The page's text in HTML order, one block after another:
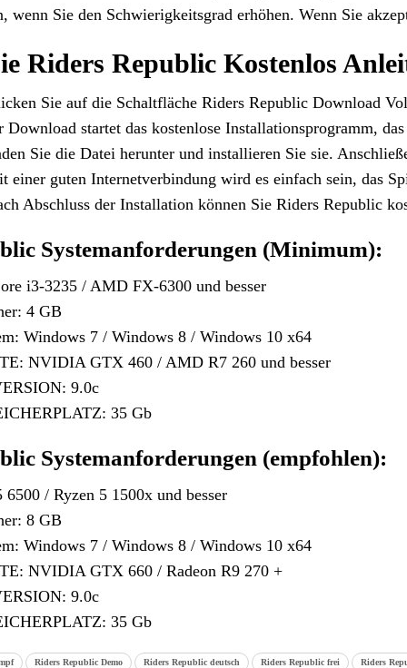
wenn Sie den Schwierigkeitsgrad erhöhen. Wenn Sie
Riders Republic Kostenlos
Sie auf die Schaltfläche Riders Republic Download
Download startet das kostenlose Installationsprogramm,
Sie die Datei herunter und installieren Sie sie.
einer guten Internetverbindung wird es einfach sein, das
Abschluss der Installation können Sie Riders Republic
Systemanforderungen (Minimum):
i3-3235 / AMD FX-6300 und besser
4 GB
Windows 7 / Windows 8 / Windows 10 x64
NVIDIA GTX 460 / AMD R7 260 und besser
9.0c
35 Gb
Systemanforderungen (empfohlen):
/ Ryzen 5 1500x und besser
8 GB
Windows 7 / Windows 8 / Windows 10 x64
NVIDIA GTX 660 / Radeon R9 270 +
9.0c
35 Gb
Riders Republic Demo Riders Republic deutsch Riders Republic frei Riders